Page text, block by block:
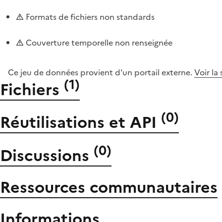
Formats de fichiers non standards
Couverture temporelle non renseignée
Ce jeu de données provient d'un portail externe. Voir la
Fichiers (1)
Réutilisations et API (0)
Discussions (0)
Ressources communautaires